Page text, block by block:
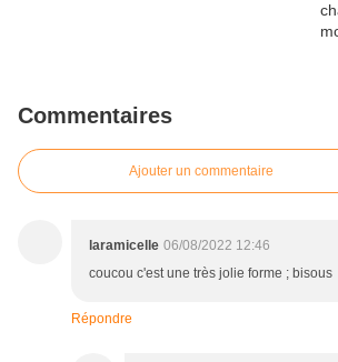
Commentaires
Ajouter un commentaire
laramicelle 06/08/2022 12:46
coucou c'est une très jolie forme ; bisous
Répondre